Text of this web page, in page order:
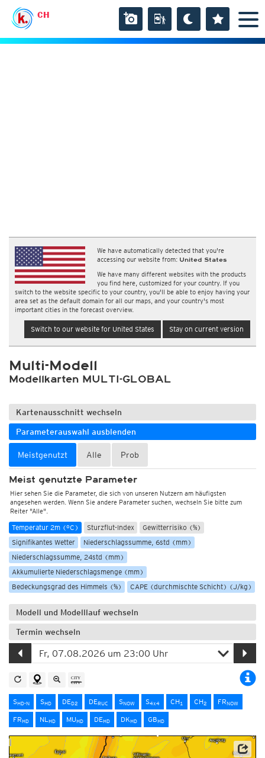
CH
We have automatically detected that you're
accessing our website from: United States
We have many different websites with the products
you find here, customized for your country. If you
switch to the website specific to your country, you'll be able to enjoy having your
area set as the default domain for all our maps, and your country's most
important cities in the forecast overview.
Switch to our website for United States Stay on current version
Multi-Modell
Modellkarten MULTI-GLOBAL
Kartenausschnitt wechseln
Parameterauswahl ausblenden
Meistgenutzt Alle Prob
Meist genutzte Parameter
Hier sehen Sie die Parameter, die sich von unseren Nutzern am häufigsten
angesehen werden. Wenn Sie andere Parameter suchen, wechseln Sie bitte zum
Reiter "Alle".
Temperatur 2m (°C) Sturzflut-Index
Gewitterrisiko (%)
Signifikantes Wetter
Niederschlagssumme, 6std (mm)
Niederschlagssumme, 24std (mm)
Akkumulierte Niederschlagsmenge (mm)
Bedeckungsgrad des Himmels (%)
CAPE (durchmischte Schicht) (J/kg)
Modell und Modelllauf wechseln
Termin wechseln
SHD-N SHD DED2 DERUC SNOW S4x4 CH1 CH2 FRNOW
FRHD NLHD MUHD DEHD DKHD GBHD